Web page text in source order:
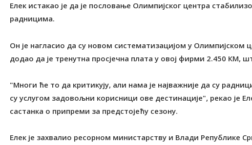
Елек истакао је да је пословање Олимпијског центра
радницима.
Он је нагласио да су новом систематизацијом у Олимпијском
додао да је тренутна просјечна плата у овој фирми 2.450 КМ,
"Многи ће то да критикују, али нама је најважније да су
су услугом задовољни корисници ове дестинације", рекао је
састанка о припреми за предстојећу сезону.
Елек је захвалио ресорном министарству и Влади Републике